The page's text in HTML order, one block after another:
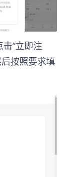
击“立即注
按照要求填